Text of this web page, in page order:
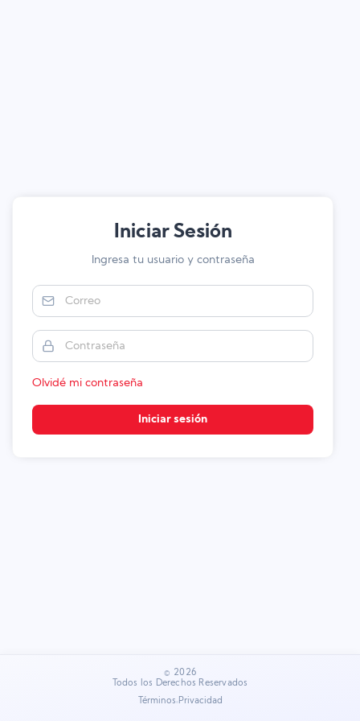
Iniciar Sesión
Ingresa tu usuario y contraseña
Olvidé mi contraseña
Iniciar sesión
© 2026
Todos los Derechos Reservados
Términos Privacidad